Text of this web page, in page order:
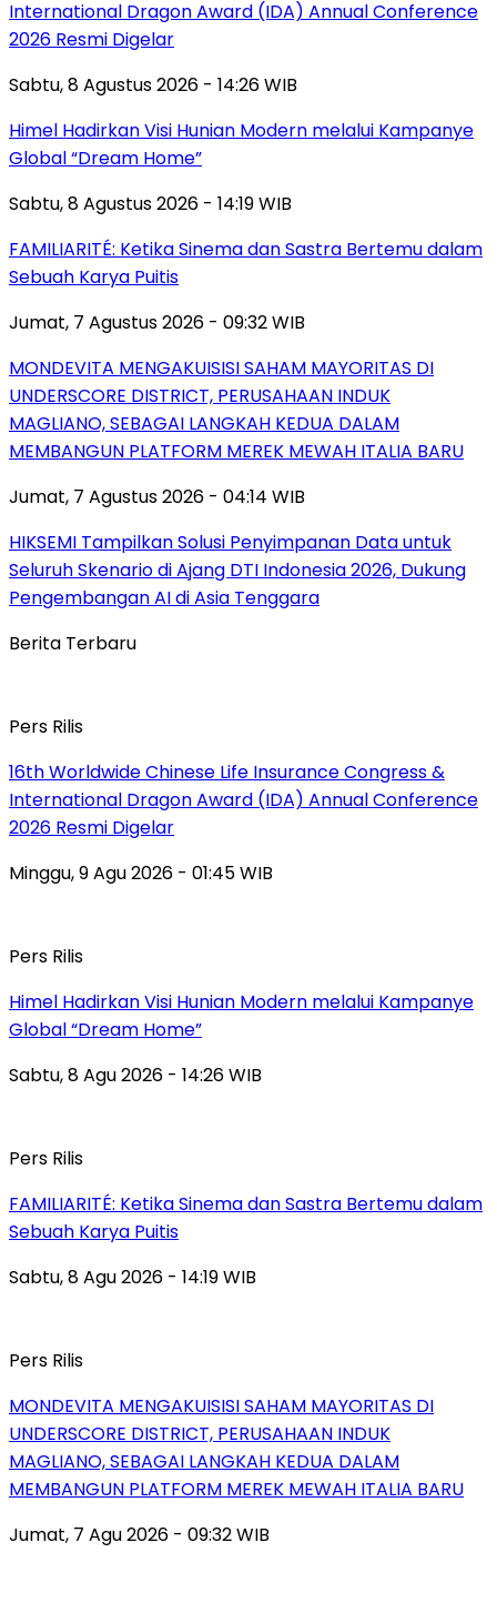
International Dragon Award (IDA) Annual Conference
2026 Resmi Digelar
Sabtu, 8 Agustus 2026 - 14:26 WIB
Himel Hadirkan Visi Hunian Modern melalui Kampanye
Global “Dream Home”
Sabtu, 8 Agustus 2026 - 14:19 WIB
FAMILIARITÉ: Ketika Sinema dan Sastra Bertemu dalam
Sebuah Karya Puitis
Jumat, 7 Agustus 2026 - 09:32 WIB
MONDEVITA MENGAKUISISI SAHAM MAYORITAS DI
UNDERSCORE DISTRICT, PERUSAHAAN INDUK
MAGLIANO, SEBAGAI LANGKAH KEDUA DALAM
MEMBANGUN PLATFORM MEREK MEWAH ITALIA BARU
Jumat, 7 Agustus 2026 - 04:14 WIB
HIKSEMI Tampilkan Solusi Penyimpanan Data untuk
Seluruh Skenario di Ajang DTI Indonesia 2026, Dukung
Pengembangan AI di Asia Tenggara
Berita Terbaru
Pers Rilis
16th Worldwide Chinese Life Insurance Congress &
International Dragon Award (IDA) Annual Conference
2026 Resmi Digelar
Minggu, 9 Agu 2026 - 01:45 WIB
Pers Rilis
Himel Hadirkan Visi Hunian Modern melalui Kampanye
Global “Dream Home”
Sabtu, 8 Agu 2026 - 14:26 WIB
Pers Rilis
FAMILIARITÉ: Ketika Sinema dan Sastra Bertemu dalam
Sebuah Karya Puitis
Sabtu, 8 Agu 2026 - 14:19 WIB
Pers Rilis
MONDEVITA MENGAKUISISI SAHAM MAYORITAS DI
UNDERSCORE DISTRICT, PERUSAHAAN INDUK
MAGLIANO, SEBAGAI LANGKAH KEDUA DALAM
MEMBANGUN PLATFORM MEREK MEWAH ITALIA BARU
Jumat, 7 Agu 2026 - 09:32 WIB